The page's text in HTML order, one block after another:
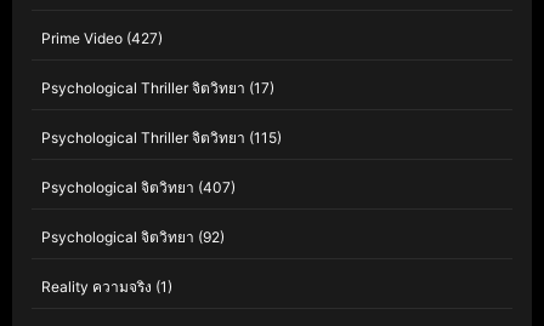
Prime Video (427)
Psychological Thriller จิตวิทยา (17)
Psychological Thriller จิตวิทยา (115)
Psychological จิตวิทยา (407)
Psychological จิตวิทยา (92)
Reality ความจริง (1)